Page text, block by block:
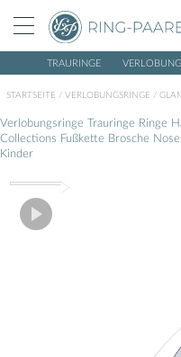
TRAURINGE
STARTSEITE / VERLOBUNGSRINGE /
Verlobungsringe Trauringe Ringe
Collections Fußkette Brosche
Kinder